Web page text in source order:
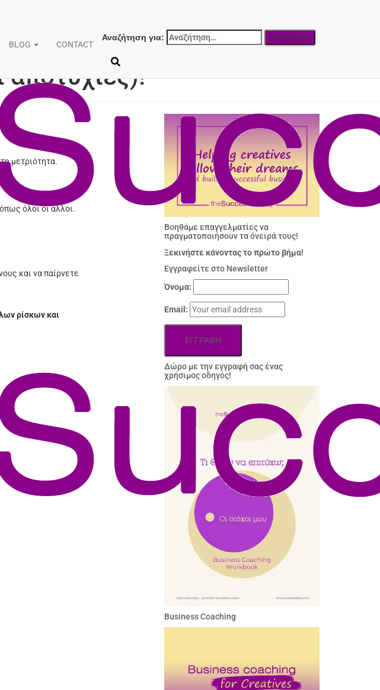
BLOG CONTACT
Αναζήτηση για:
είναι στρωμένος με
αποτυχίες)!
μετριότητα.
όλοι οι άλλοι.
και να παίρνετε
ρίσκων και
Βοηθάμε επαγγελματίες να
πραγματοποιήσουν τα όνειρά τους!
Ξεκινήστε κάνοντας το πρώτο βήμα!
Εγγραφείτε στο Newsletter
Όνομα:
Email:
Δώρo με την εγγραφή σας ένας
χρήσιμος οδηγός!
Business Coaching